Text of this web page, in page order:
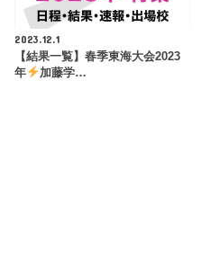
2023.12.1
【結果一覧】春季東海大会2023
年
加藤学…